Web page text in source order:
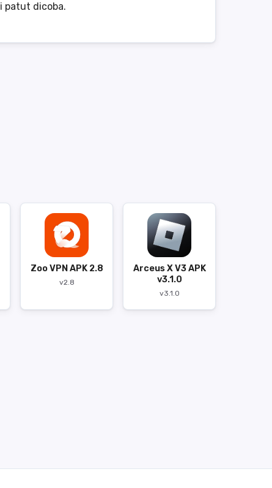
patut dicoba.
Zoo VPN APK 2.8
v2.8
Arceus X V3 APK
v3.1.0
v3.1.0